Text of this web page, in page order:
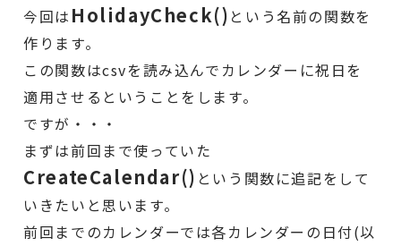
今回は HolidayCheck() という名前の関数を
作ります。
この関数はcsvを読み込んでカレンダーに祝日を
適用させるということをします。
ですが・・・
まずは前回まで使っていた
CreateCalendar() という関数に追記をして
いきたいと思います。
前回までのカレンダーでは各カレンダーの日付(以